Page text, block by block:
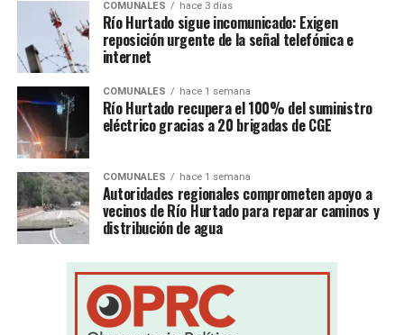
COMUNALES hace 3 días
Río Hurtado sigue incomunicado: Exigen
reposición urgente de la señal telefónica e
internet
COMUNALES hace 1 semana
Río Hurtado recupera el 100% del suministro
eléctrico gracias a 20 brigadas de CGE
COMUNALES hace 1 semana
Autoridades regionales comprometen apoyo a
vecinos de Río Hurtado para reparar caminos y
distribución de agua